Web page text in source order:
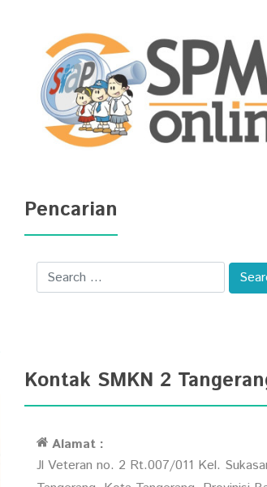
Pencarian
Kontak SMKN 2
Alamat :
Jl Veteran no. 2 Rt.007/011 Kel.